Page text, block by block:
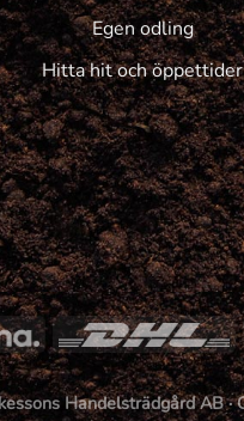
Egen odling
Hitta hit och öppettider
Handelsträdgård AB